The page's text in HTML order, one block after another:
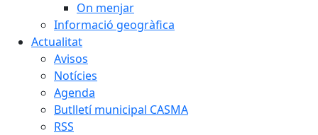
On menjar
Informació geogràfica
Actualitat
Avisos
Notícies
Agenda
Butlletí municipal CASMA
RSS